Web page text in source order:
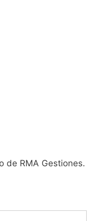
de RMA Gestiones.